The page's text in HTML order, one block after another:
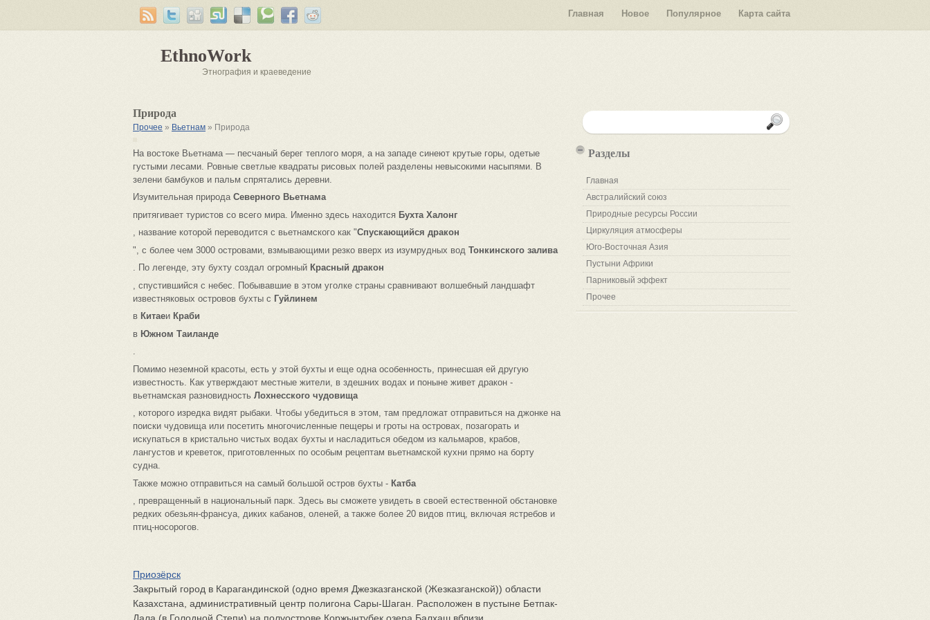
EthnoWork
Этнография и краеведение
Главная Новое Популярное Карта сайта
Природа
Прочее » Вьетнам » Природа
На востоке Вьетнама — песчаный берег теплого моря, а на западе синеют крутые горы, одетые
густыми лесами. Ровные светлые квадраты рисовых полей разделены невысокими насыпями. В
зелени бамбуков и пальм спрятались деревни.
Изумительная природа Северного Вьетнама
притягивает туристов со всего мира. Именно здесь находится Бухта Халонг
, название которой переводится с вьетнамского как "Спускающийся дракон
", с более чем 3000 островами, взмывающими резко вверх из изумрудных вод Тонкинского залива
. По легенде, эту бухту создал огромный Красный дракон
, спустившийся с небес. Побывавшие в этом уголке страны сравнивают волшебный ландшафт
известняковых островов бухты с Гуйлинем
в Китаеи Краби
в Южном Таиланде
.
Помимо неземной красоты, есть у этой бухты и еще одна особенность, принесшая ей другую
известность. Как утверждают местные жители, в здешних водах и поныне живет дракон -
вьетнамская разновидность Лохнесского чудовища
, которого изредка видят рыбаки. Чтобы убедиться в этом, там предложат отправиться на джонке на
поиски чудовища или посетить многочисленные пещеры и гроты на островах, позагорать и
искупаться в кристально чистых водах бухты и насладиться обедом из кальмаров, крабов,
лангустов и креветок, приготовленных по особым рецептам вьетнамской кухни прямо на борту
судна.
Также можно отправиться на самый большой остров бухты - Катба
, превращенный в национальный парк. Здесь вы сможете увидеть в своей естественной обстановке
редких обезьян-франсуа, диких кабанов, оленей, а также более 20 видов птиц, включая ястребов и
птиц-носорогов.
Приозёрск
Закрытый город в Карагандинской (одно время Джезказганской (Жезказганской)) области
Казахстана, административный центр полигона Сары-Шаган. Расположен в пустыне Бетпак-
Разделы
Главная
Австралийский союз
Природные ресурсы России
Циркуляция атмосферы
Юго-Восточная Азия
Пустыни Африки
Парниковый эффект
Прочее